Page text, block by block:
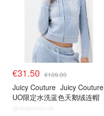
€31.50 €109.00
Juicy Couture Juicy Couture
UO限定水洗蓝色天鹅绒连帽
卫衣
@dealmoon.de